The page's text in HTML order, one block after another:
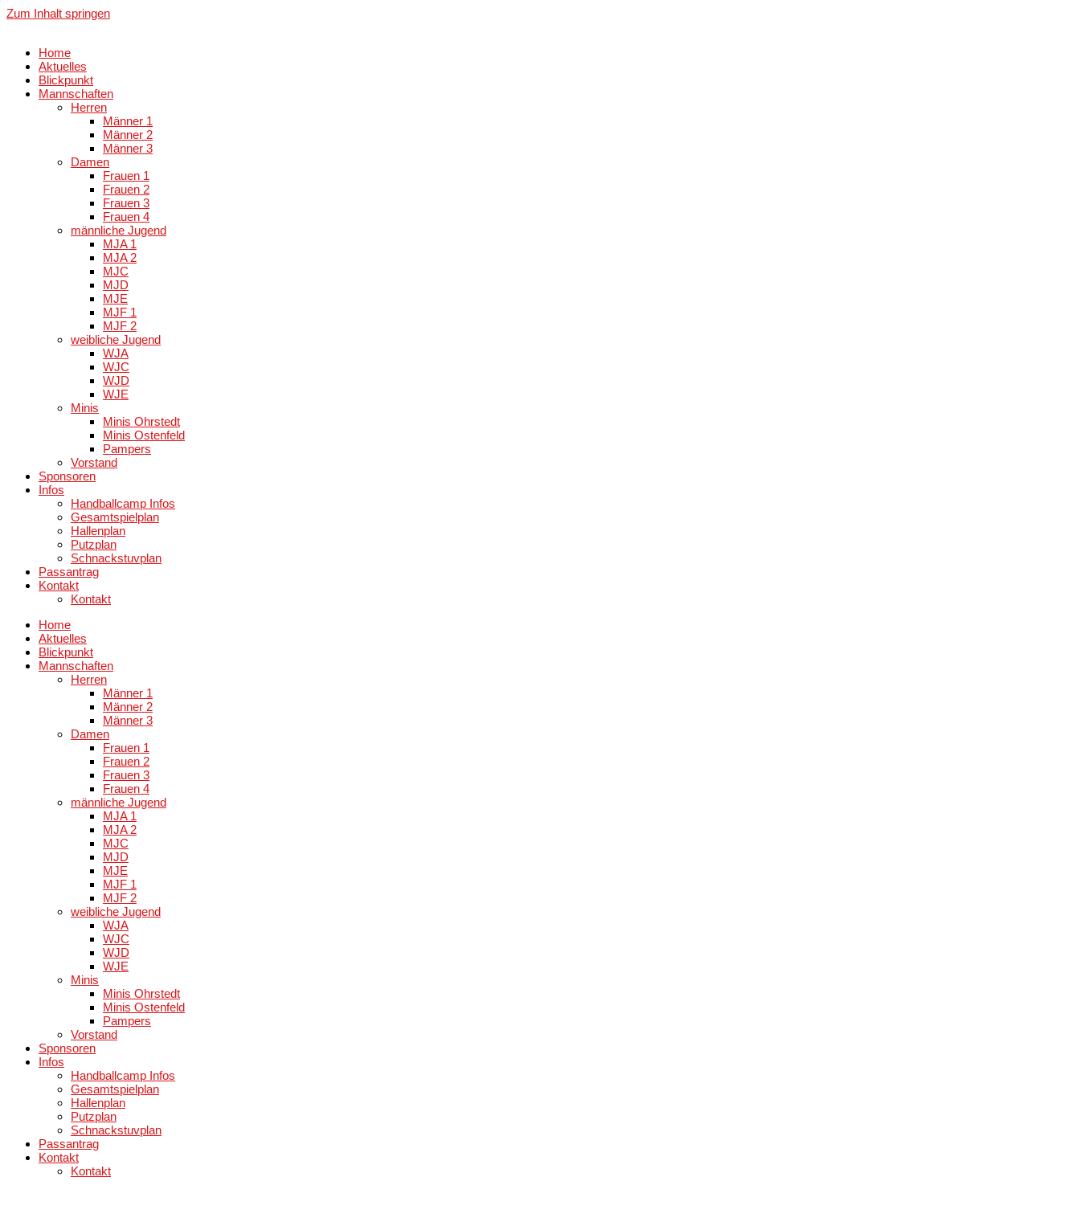
Zum Inhalt springen
Home
Aktuelles
Blickpunkt
Mannschaften
Herren
Männer 1
Männer 2
Männer 3
Damen
Frauen 1
Frauen 2
Frauen 3
Frauen 4
männliche Jugend
MJA 1
MJA 2
MJC
MJD
MJE
MJF 1
MJF 2
weibliche Jugend
WJA
WJC
WJD
WJE
Minis
Minis Ohrstedt
Minis Ostenfeld
Pampers
Vorstand
Sponsoren
Infos
Handballcamp Infos
Gesamtspielplan
Hallenplan
Putzplan
Schnackstuvplan
Passantrag
Kontakt
Kontakt
Home
Aktuelles
Blickpunkt
Mannschaften
Herren
Männer 1
Männer 2
Männer 3
Damen
Frauen 1
Frauen 2
Frauen 3
Frauen 4
männliche Jugend
MJA 1
MJA 2
MJC
MJD
MJE
MJF 1
MJF 2
weibliche Jugend
WJA
WJC
WJD
WJE
Minis
Minis Ohrstedt
Minis Ostenfeld
Pampers
Vorstand
Sponsoren
Infos
Handballcamp Infos
Gesamtspielplan
Hallenplan
Putzplan
Schnackstuvplan
Passantrag
Kontakt
Kontakt